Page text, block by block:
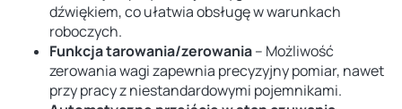
dźwiękiem, co ułatwia obsługę w warunkach
roboczych.
Funkcja tarowania/zerowania– Możliwość
zerowania wagi zapewnia precyzyjny pomiar, nawet
przy pracy z niestandardowymi pojemnikami.